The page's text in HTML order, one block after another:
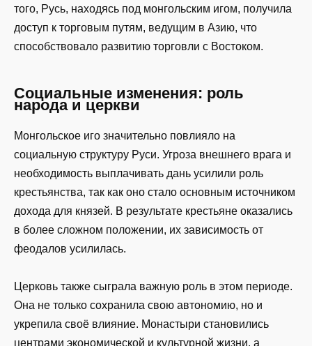
того, Русь, находясь под монгольским игом, получила
доступ к торговым путям, ведущим в Азию, что
способствовало развитию торговли с Востоком.
Социальные изменения: роль
народа и церкви
Монгольское иго значительно повлияло на
социальную структуру Руси. Угроза внешнего врага и
необходимость выплачивать дань усилили роль
крестьянства, так как оно стало основным источником
дохода для князей. В результате крестьяне оказались
в более сложном положении, их зависимость от
феодалов усилилась.
Церковь также сыграла важную роль в этом периоде.
Она не только сохранила свою автономию, но и
укрепила своё влияние. Монастыри становились
центрами экономической и культурной жизни, а